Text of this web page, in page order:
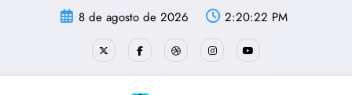
8 de agosto de 2026 2:20:23 PM